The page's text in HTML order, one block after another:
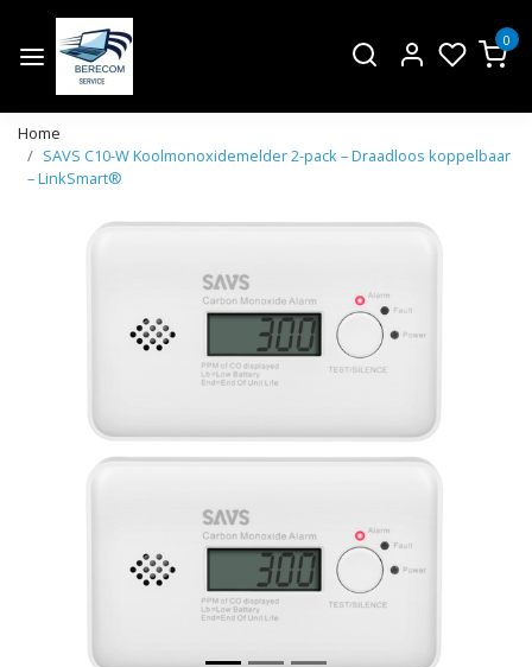
0
Home
SAVS C10-W Koolmonoxidemelder 2-pack – Draadloos koppelbaar
– LinkSmart®
Vorige